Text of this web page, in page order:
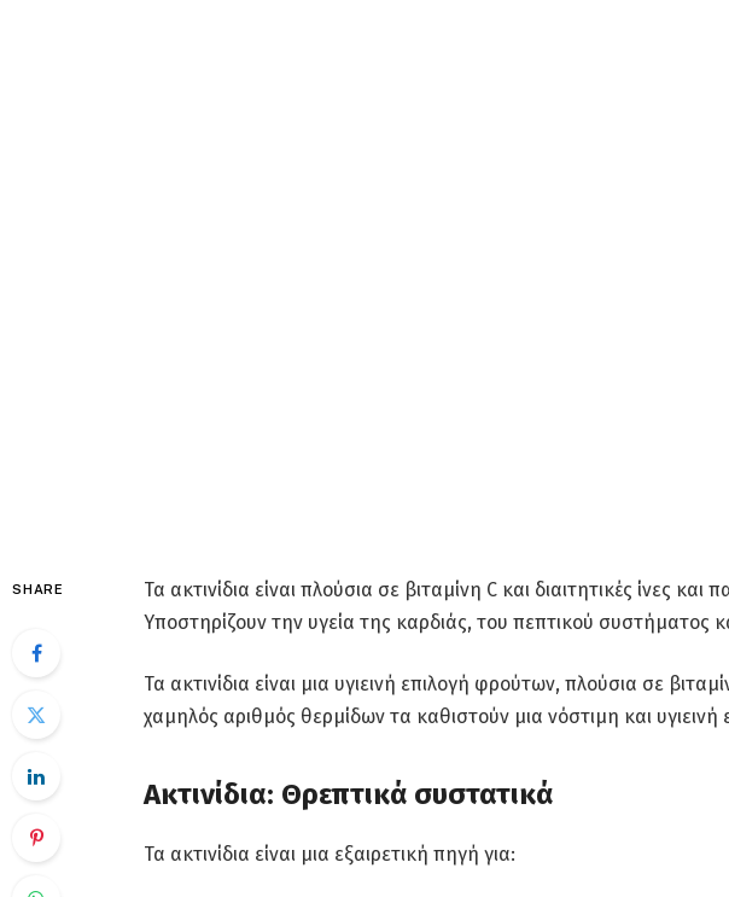
SHARE
Τα ακτινίδια είναι πλούσια σε βιταμίνη C και διαιτητικές ίνες
Υποστηρίζουν την υγεία της καρδιάς, του πεπτικού συστήματος
Τα ακτινίδια είναι μια υγιεινή επιλογή φρούτων, πλούσια σε
χαμηλός αριθμός θερμίδων τα καθιστούν μια νόστιμη και υγιεινή
Ακτινίδια: Θρεπτικά συστατικά
Τα ακτινίδια είναι μια εξαιρετική πηγή για: